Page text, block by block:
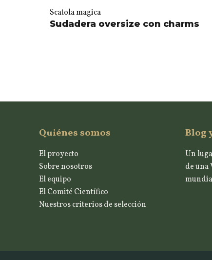
Scatola magica
Sudadera oversize con charms
Quiénes somos
El proyecto
Sobre nosotros
El equipo
El Comité Científico
Nuestros criterios de selección
Blog
Un
de una